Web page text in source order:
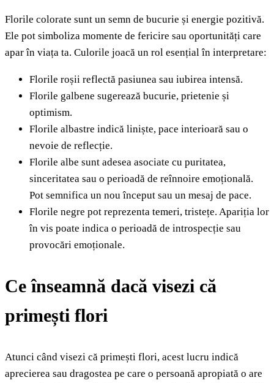
Florile colorate sunt un semn de bucurie și energie pozitivă.
Ele pot simboliza momente de fericire sau oportunități care
apar în viața ta. Culorile joacă un rol esențial în interpretare:
Florile roșii reflectă pasiunea sau iubirea intensă.
Florile galbene sugerează bucurie, prietenie și
optimism.
Florile albastre indică liniște, pace interioară sau o
nevoie de reflecție.
Florile albe sunt adesea asociate cu puritatea,
sinceritatea sau o perioadă de reînnoire emoțională.
Pot semnifica un nou început sau un mesaj de pace.
Florile negre pot reprezenta temeri, tristețe. Apariția lor
în vis poate indica o perioadă de introspecție sau
provocări emoționale.
Ce înseamnă dacă visezi că
primești flori
Atunci când visezi că primești flori, acest lucru indică
aprecierea sau dragostea pe care o persoană apropiată o are